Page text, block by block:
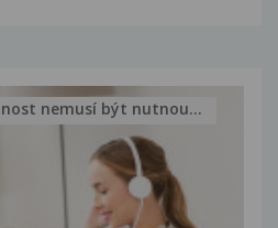
nemusí být nutnou...